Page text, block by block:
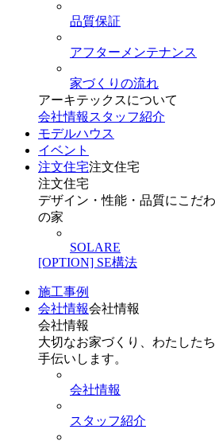
品質保証
アフターメンテナンス
家づくりの流れ
アーキテックスについて
会社情報 スタッフ紹介
モデルハウス
イベント
注文住宅注文住宅
注文住宅
デザイン・性能・品質にこだ
の家
SOLARE
[OPTION] SE構法
施工事例
会社情報会社情報
会社情報
大切なお家づくり、わたした
手伝いします。
会社情報
スタッフ紹介